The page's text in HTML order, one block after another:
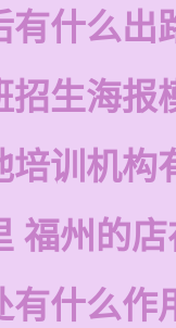
有什么出
招生海报
培训机构
福州的
有什么作